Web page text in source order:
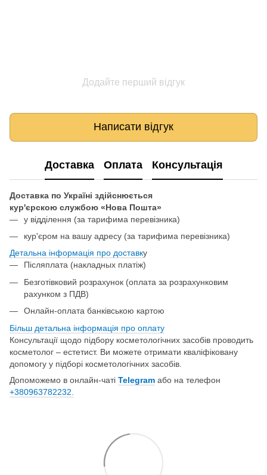
Додайте перший відгук
Написати відгук
Доставка Оплата Консультація
Доставка по Україні здійснюється
кур'єрскою службою «Нова Пошта»
у відділення (за тарифима перевізника)
кур'єром на вашу адресу (за тарифима перевізника)
Детальна інформація про доставку
Післяплата (накладных платіж)
Безготівковий розрахунок (оплата за розрахунковим
рахунком з ПДВ)
Онлайн-оплата банківською картою
Більш детальна інформація про оплату
Консультації щодо підбору косметологічних засобів проводить
косметолог – естетист. Ви можете отримати кваліфіковану
допомогу у підборі косметологічних засобів.
Допоможемо в онлайн-чаті Telegram або на телефон
+380963782232.